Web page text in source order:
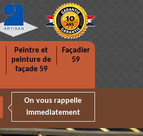
Peintre et
peinture de
façade 59
Façadier
59
On vous rappelle
immediatement